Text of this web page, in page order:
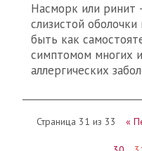
Насморк или ринит
слизистой
быть как
симптомом многих
аллергических
Страница 31 из 33 «